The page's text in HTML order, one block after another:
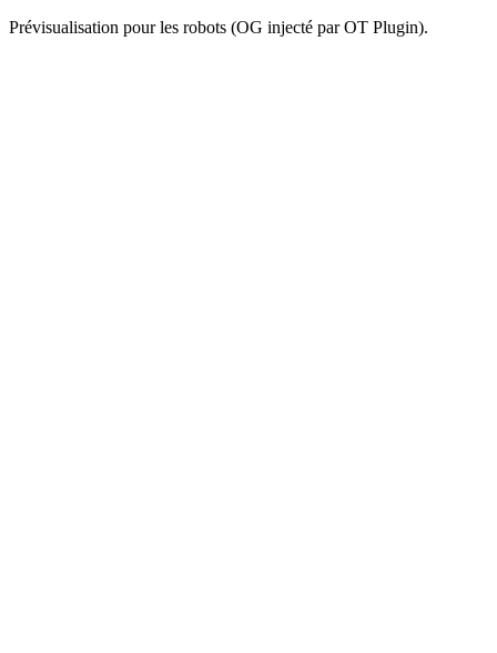
Prévisualisation pour les robots (OG injecté par OT Plugin).